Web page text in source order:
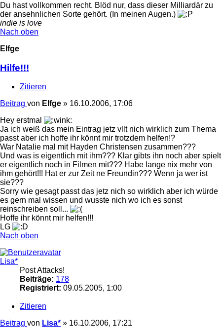
Du hast vollkommen recht. Blöd nur, dass dieser Milliardär zu
der ansehnlichen Sorte gehört. (In meinen Augen.)
indie is love
Nach oben
Elfge
Hilfe!!!
Zitieren
Beitrag von Elfge » 16.10.2006, 17:06
Hey erstmal
Ja ich weiß das mein Eintrag jetz vllt nich wirklich zum Thema
passt aber ich hoffe ihr könnt mir trotzdem helfen!?
War Natalie mal mit Hayden Christensen zusammen???
Und was is eigentlich mit ihm??? Klar gibts ihn noch aber spielt
er eigentlich noch in Filmen mit??? Habe lange nix mehr von
ihm gehört!!! Hat er zur Zeit ne Freundin??? Wenn ja wer ist
sie???
Sorry wie gesagt passt das jetz nich so wirklich aber ich würde
es gern mal wissen und wusste nich wo ich es sonst
reinschreiben soll...
Hoffe ihr könnt mir helfen!!!
LG
Nach oben
Lisa*
Post Attacks!
Beiträge: 178
Registriert: 09.05.2005, 1:00
Zitieren
Beitrag von Lisa* » 16.10.2006, 17:21